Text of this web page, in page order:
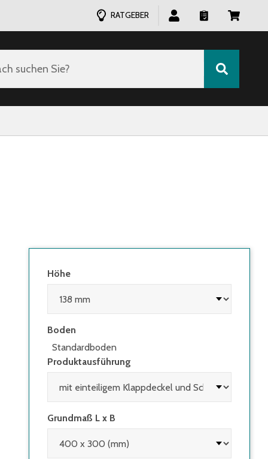
RATGEBER
suchen Sie?
Höhe
Boden
Standardboden
Produktausführung
Grundmaß L x B